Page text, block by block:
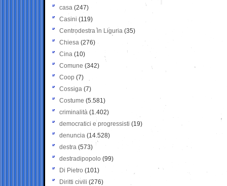
casa (247)
Casini (119)
Centrodestra in Liguria (35)
Chiesa (276)
Cina (10)
Comune (342)
Coop (7)
Cossiga (7)
Costume (5.581)
criminalità (1.402)
democratici e progressisti (19)
denuncia (14.528)
destra (573)
destradipopolo (99)
Di Pietro (101)
Diritti civili (276)